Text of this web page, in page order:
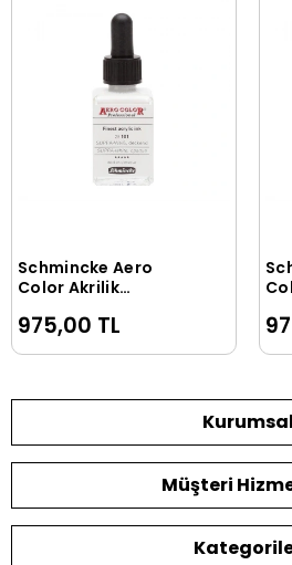
Sepete Ekle
Schmincke Aero
Color Akrilik
Supra White Opaque
975,00 TL
Kurumsal
Müşteri